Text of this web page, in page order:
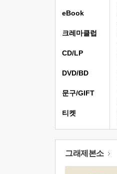
eBook
크레마클럽
CD/LP
DVD/BD
문구/GIFT
티켓
그래제본소